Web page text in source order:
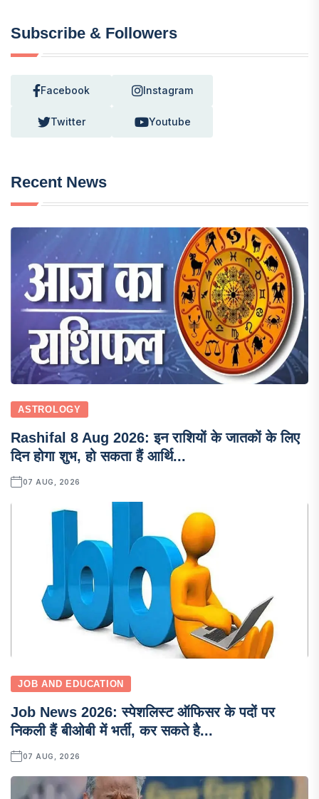
Subscribe & Followers
Facebook Instagram
Twitter Youtube
Recent News
ASTROLOGY
Rashifal 8 Aug 2026: इन राशियों के जातकों के लिए
दिन होगा शुभ, हो सकता हैं आर्थि...
07 AUG, 2026
JOB AND EDUCATION
Job News 2026: स्पेशलिस्ट ऑफिसर के पदों पर
निकली हैं बीओबी में भर्ती, कर सकते है...
07 AUG, 2026